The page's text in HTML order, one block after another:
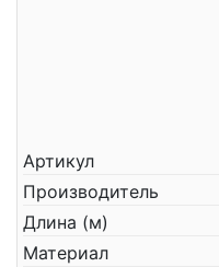
Артикул
Производитель
Длина (м)
Материал